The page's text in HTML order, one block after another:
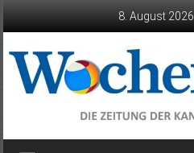
8. August 2026
Wochenblatt